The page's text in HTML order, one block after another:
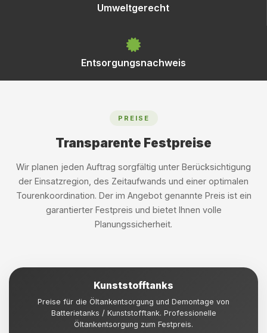
Umweltgerecht
Entsorgungsnachweis
PREISE
Transparente Festpreise
Wir planen jeden Auftrag sorgfältig unter Berücksichtigung
der Einsatzregion, des Zeitaufwands und einer optimalen
Tourenkoordination. Der im Angebot genannte Preis ist ein
garantierter Festpreis und bietet Ihnen volle
Planungssicherheit.
Kunststofftanks
Preise für die Öltankentsorgung und Demontage von
Batterietanks / Kunststofftank. Professionelle
Öltankentsorgung zum Festpreis.